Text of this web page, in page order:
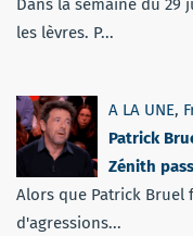
Dans la semaine du
les lèvres. P...
A LA UNE,
Patrick
Zénith
Alors que Patrick
d'agressions...